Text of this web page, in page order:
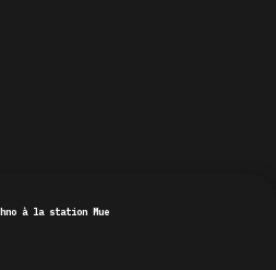
à la station Mue